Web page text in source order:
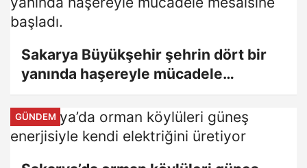
Sakarya Büyükşehir şehrin dört bir
yanında haşereyle mücadele
mesaisine başladı.
GÜNDEM